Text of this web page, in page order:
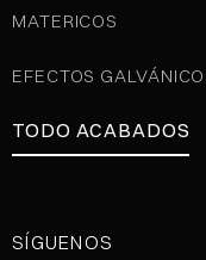
MATERICOS
EFECTOS
TODO ACABADOS
SÍGUENOS